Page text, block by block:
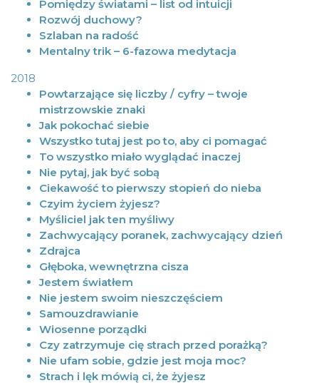
Pomiędzy światami – list od intuicji
Rozwój duchowy?
Szlaban na radość
Mentalny trik – 6-fazowa medytacja
2018
Powtarzające się liczby / cyfry – twoje
mistrzowskie znaki
Jak pokochać siebie
Wszystko tutaj jest po to, aby ci pomagać
To wszystko miało wyglądać inaczej
Nie pytaj, jak być sobą
Ciekawość to pierwszy stopień do nieba
Czyim życiem żyjesz?
Myśliciel jak ten myśliwy
Zachwycający poranek, zachwycający dzień
Zdrajca
Głęboka, wewnętrzna cisza
Jestem światłem
Nie jestem swoim nieszczęściem
Samouzdrawianie
Wiosenne porządki
Czy zatrzymuje cię strach przed porażką?
Nie ufam sobie, gdzie jest moja moc?
Strach i lęk mówią ci, że żyjesz